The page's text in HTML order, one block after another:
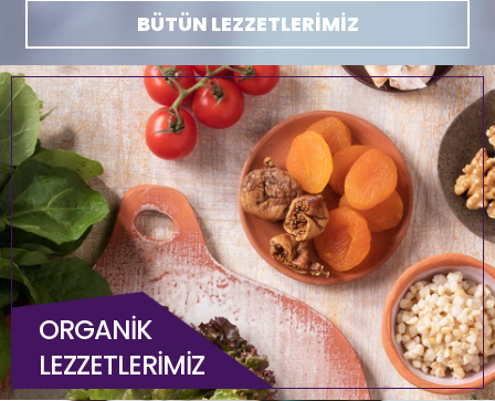
BÜTÜN LEZZETLERİMİZ
ORGANİK
LEZZETLERİMİZ